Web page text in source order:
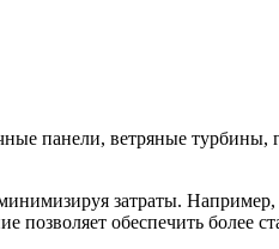
панели, ветряные турбины,
затраты. Например,
обеспечить более